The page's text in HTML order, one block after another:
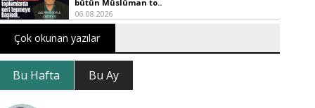
bütün Müslüman to..
06.08.2026
Çok okunan yazılar
Bu Hafta Bu Ay